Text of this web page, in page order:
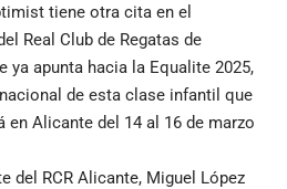
tiene otra cita en el
Real Club de Regatas de
ya apunta hacia la Equalite 2025,
de esta clase infantil que
en Alicante del 14 al 16 de marzo
del RCR Alicante, Miguel López